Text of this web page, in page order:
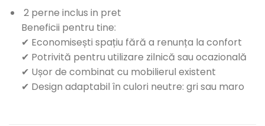
2 perne inclus in pret
Beneficii pentru tine:
✔ Economisești spațiu fără a renunța la confort
✔ Potrivită pentru utilizare zilnică sau ocazională
✔ Ușor de combinat cu mobilierul existent
✔ Design adaptabil în culori neutre: gri sau maro